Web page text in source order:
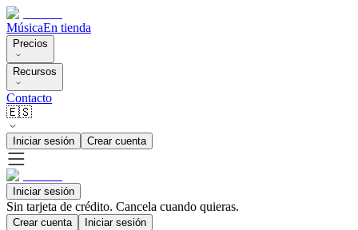
MúsicaEn tienda
Precios
Recursos
Contacto
🇪🇸
Iniciar sesión Crear cuenta
Iniciar sesión
Sin tarjeta de crédito. Cancela cuando quieras.
Crear cuenta Iniciar sesión